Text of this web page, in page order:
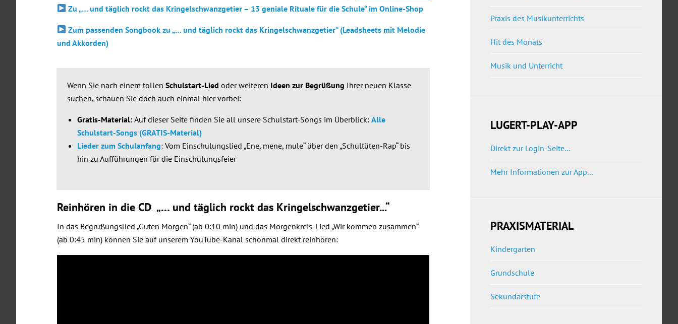
Zu „… und täglich rockt das Kringelschwanzgetier – 13 geniale Rituale für die Schule“ im Online-Shop
Zum passenden Songbook zu „… und täglich rockt das Kringelschwanzgetier“ (Leadsheets mit Melodie
und Akkorden)
Wenn Sie nach einem tollen Schulstart-Lied oder weiteren Ideen zur Begrüßung Ihrer neuen Klasse
suchen, schauen Sie doch auch einmal hier vorbei:
Gratis-Material: Auf dieser Seite finden Sie all unsere Schulstart-Songs im Überblick: Alle
Schulstart-Songs (GRATIS-Material)
Lieder zum Schulanfang: Vom Einschulungslied „Ene, mene, mule“ über den „Schultüten-Rap“ bis
hin zu Aufführungen für die Einschulungsfeier
Reinhören in die CD „… und täglich rockt das Kringelschwanzgetier...“
In das Begrüßungslied „Guten Morgen“ (ab 0:10 min) und das Morgenkreis-Lied „Wir kommen zusammen“
(ab 0:45 min) können Sie auf unserem YouTube-Kanal schonmal direkt reinhören:
Praxis des Musikunterrichts
Hit des Monats
Musik und Unterricht
LUGERT-PLAY-APP
Direkt zur Login-Seite...
Mehr Informationen zur App...
PRAXISMATERIAL
Kindergarten
Grundschule
Sekundarstufe